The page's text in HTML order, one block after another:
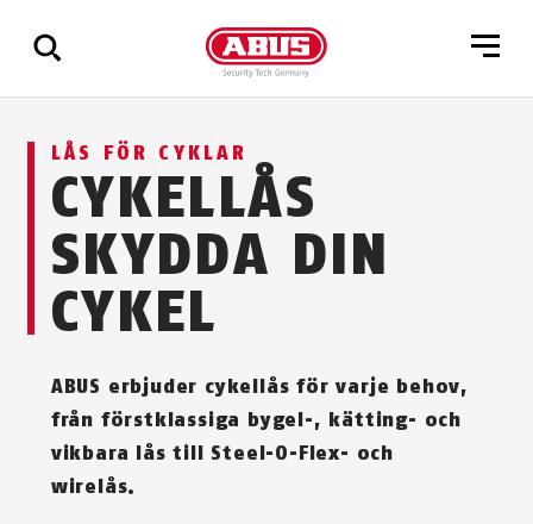
Visa
resultat
LÅS FÖR CYKLAR
CYKELLÅS
SKYDDA DIN
CYKEL
ABUS erbjuder cykellås för varje behov,
från förstklassiga bygel-, kätting- och
vikbara lås till Steel-O-Flex- och
wirelås.